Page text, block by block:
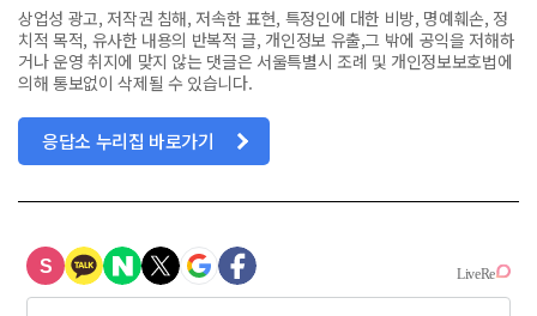
상업성 광고, 저작권 침해, 저속한 표현, 특정인에 대한 비방, 명예훼손, 정
치적 목적, 유사한 내용의 반복적 글, 개인정보 유출,그 밖에 공익을 저해하
거나 운영 취지에 맞지 않는 댓글은 서울특별시 조례 및 개인정보보호법에
의해 통보없이 삭제될 수 있습니다.
응답소 누리집 바로가기